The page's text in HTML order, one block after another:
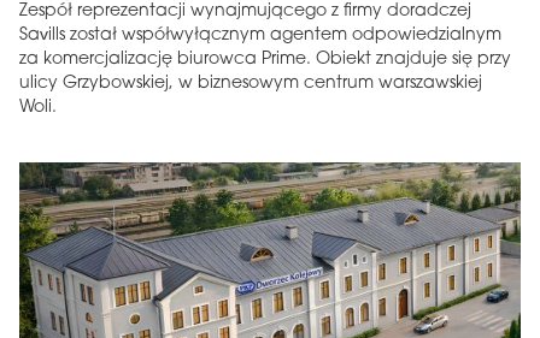
Zespół reprezentacji wynajmującego z firmy doradczej
Savills został współwyłącznym agentem odpowiedzialnym
za komercjalizację biurowca Prime. Obiekt znajduje się przy
ulicy Grzybowskiej, w biznesowym centrum warszawskiej
Woli.